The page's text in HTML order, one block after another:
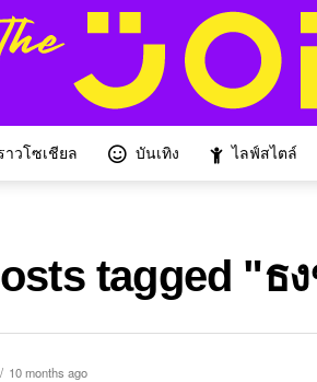
าวโซเชียล บันเทิง ไลฟ์สไตล์
tagged "ธ
10 months ago